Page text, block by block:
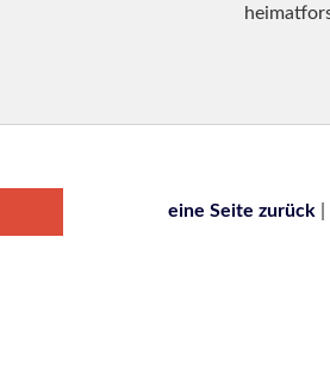
heim
eine Seite zurück